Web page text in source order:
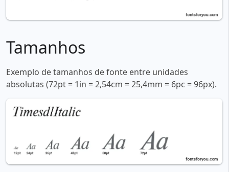
Tamanhos
Exemplo de tamanhos de fonte entre unidades
absolutas (72pt = 1in = 2,54cm = 25,4mm = 6pc = 96px).